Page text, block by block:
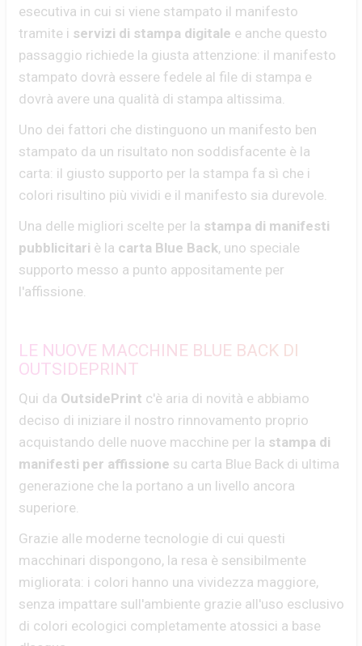
esecutiva in cui si viene stampato il manifesto
tramite i servizi di stampa digitale e anche questo
passaggio richiede la giusta attenzione: il manifesto
stampato dovrà essere fedele al file di stampa e
dovrà avere una qualità di stampa altissima.
Uno dei fattori che distinguono un manifesto ben
stampato da un risultato non soddisfacente è la
carta: il giusto supporto per la stampa fa sì che i
colori risultino più vividi e il manifesto sia durevole.
Una delle migliori scelte per la stampa di manifesti
pubblicitari è la carta Blue Back, uno speciale
supporto messo a punto appositamente per
l'affissione.
LE NUOVE MACCHINE BLUE BACK DI
OUTSIDEPRINT
Qui da OutsidePrint c'è aria di novità e abbiamo
deciso di iniziare il nostro rinnovamento proprio
acquistando delle nuove macchine per la stampa di
manifesti per affissione su carta Blue Back di ultima
generazione che la portano a un livello ancora
superiore.
Grazie alle moderne tecnologie di cui questi
macchinari dispongono, la resa è sensibilmente
migliorata: i colori hanno una vividezza maggiore,
senza impattare sull'ambiente grazie all'uso esclusivo
di colori ecologici completamente atossici a base